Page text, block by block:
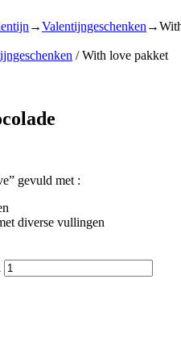
→Valentijngeschenken →
/ With love pakket
gevuld met :
diverse vullingen